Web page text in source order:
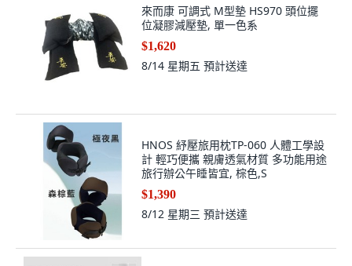
來而康 可調式 M型墊 HS970 頭位擺
位凝膠減壓墊, 單一色系
$1,620
8/14 星期五 預計送達
HNOS 紓壓旅用枕TP-060 人體工學設
計 輕巧便攜 親膚透氣材質 多功能用途
旅行辦公午睡皆宜, 棕色,S
$1,390
8/12 星期三 預計送達